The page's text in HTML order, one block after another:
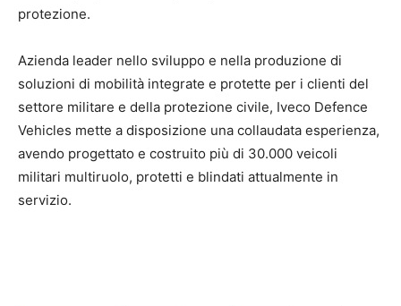
protezione.
Azienda leader nello sviluppo e nella produzione di
soluzioni di mobilità integrate e protette per i clienti del
settore militare e della protezione civile, Iveco Defence
Vehicles mette a disposizione una collaudata esperienza,
avendo progettato e costruito più di 30.000 veicoli
militari multiruolo, protetti e blindati attualmente in
servizio.​